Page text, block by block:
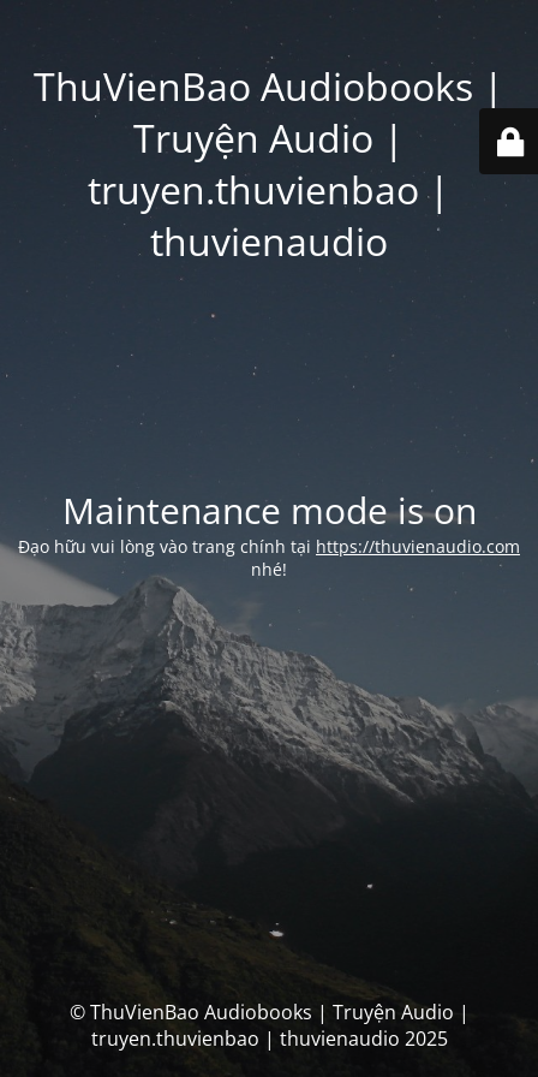
ThuVienBao Audiobooks |
Truyện Audio |
truyen.thuvienbao |
thuvienaudio
Maintenance mode is on
Đạo hữu vui lòng vào trang chính tại https://thuvienaudio.com
nhé!
© ThuVienBao Audiobooks | Truyện Audio |
truyen.thuvienbao | thuvienaudio 2025